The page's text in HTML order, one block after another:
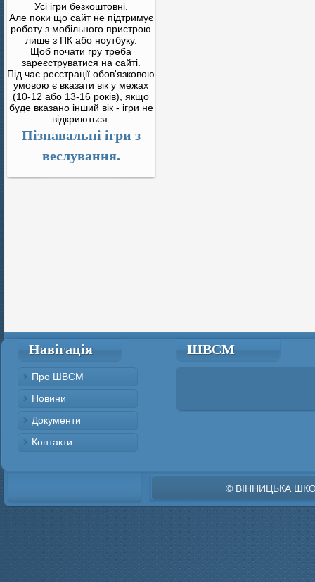
Усі ігри безкоштовні.
Але поки що сайт не підтримує
роботу з мобільного пристрою
лише з ПК або ноутбуку.
Щоб почати гру треба
зареєструватися на сайті.
Під час реєстрації обов'язковою
умовою є вказати вік у межах
(10-12 або 13-16 років), якщо
буде вказано інший вік - ігри не
відкриються.
Пізнавальні ігри з
веслування.
Навігація
Про ШВСМ
Новини
Документи
Контакти
ШВСМ
© ВІННИЦЬКА